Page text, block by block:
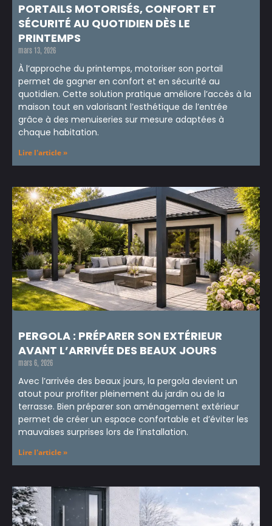
PORTAILS MOTORISÉS, CONFORT ET
SÉCURITÉ AU QUOTIDIEN DÈS LE
PRINTEMPS
mars 13, 2026
À l’approche du printemps, motoriser son portail
permet de gagner en confort et en sécurité au
quotidien. Cette solution pratique améliore l’accès à la
maison tout en valorisant l’esthétique de l’entrée
grâce à des menuiseries sur mesure adaptées à
chaque habitation.
Lire l'article »
PERGOLA : PRÉPARER SON EXTÉRIEUR
AVANT L’ARRIVÉE DES BEAUX JOURS
mars 6, 2026
Avec l’arrivée des beaux jours, la pergola devient un
atout pour profiter pleinement du jardin ou de la
terrasse. Bien préparer son aménagement extérieur
permet de créer un espace confortable et d’éviter les
mauvaises surprises lors de l’installation.
Lire l'article »